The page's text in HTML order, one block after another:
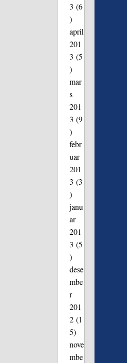
3 (6
)
april
201
3 (5
)
mar
s
201
3 (9
)
febr
uar
201
3 (3
)
janu
ar
201
3 (5
)
dese
mbe
r
201
2(1
5)
nove
mbe